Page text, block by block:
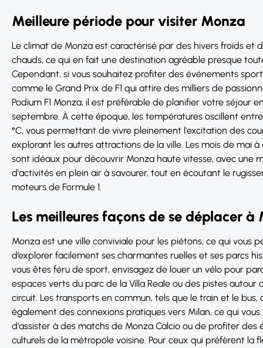
Meilleure période pour visiter Monza
Le climat de Monza est caractérisé par des hivers froids et
chauds, ce qui en fait une destination agréable presque
Cependant, si vous souhaitez profiter des événements
comme le Grand Prix de F1 qui attire des milliers de
Podium F1 Monza, il est préférable de planifier votre séjour
septembre. À cette époque, les températures oscillent
°C, vous permettant de vivre pleinement l'excitation des
explorant les autres attractions de la ville. Les mois de mai
sont idéaux pour découvrir Monza haute vitesse, avec une
d'activités en plein air à savourer, tout en écoutant le
moteurs de Formule 1.
Les meilleures façons de se déplacer à
Monza est une ville conviviale pour les piétons, ce qui vous
d’explorer facilement ses charmantes ruelles et ses parcs
vous êtes féru de sport, envisagez de louer un vélo pour
espaces verts du parc de la Villa Reale ou des pistes autour
circuit. Les transports en commun, tels que le train et le bus,
également des connexions pratiques vers Milan, ce qui
d'assister à des matchs de Monza Calcio ou de profiter des
culturels de la métropole voisine. Pour ceux qui préfèrent la